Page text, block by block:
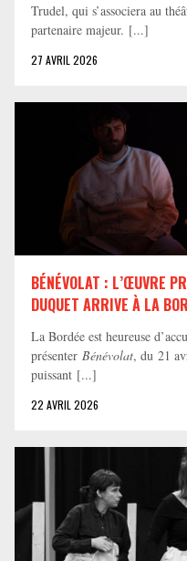
Trudel, qui s’associera au
partenaire majeur. [...]
27 AVRIL 2026
BÉNÉVOLAT : L’ŒUVRE
DUQUET ARRIVE À LA
La Bordée est heureuse
présenter Bénévolat, du 21
puissant [...]
22 AVRIL 2026